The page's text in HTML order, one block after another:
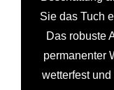
Sie das Tuch
Das robuste
permanenter
wetterfest